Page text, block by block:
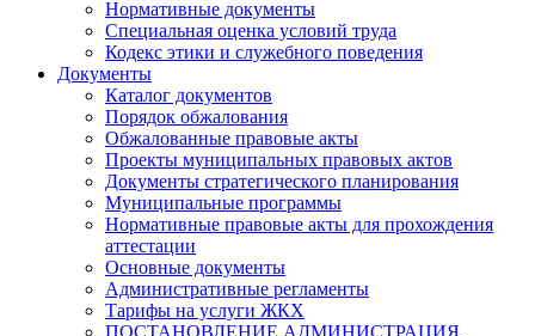
Нормативные документы
Специальная оценка условий труда
Кодекс этики и служебного поведения
Документы
Каталог документов
Порядок обжалования
Обжалованные правовые акты
Проекты муниципальных правовых актов
Документы стратегического планирования
Муниципальные программы
Нормативные правовые акты для прохождения
аттестации
Основные документы
Административные регламенты
Тарифы на услуги ЖКХ
ПОСТАНОВЛЕНИЕ АДМИНИСТРАЦИЯ